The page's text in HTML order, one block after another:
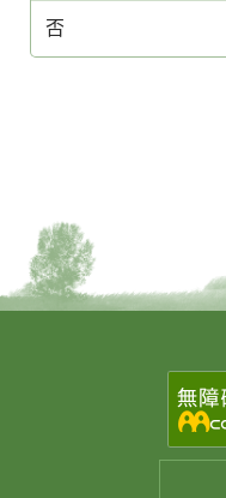
否